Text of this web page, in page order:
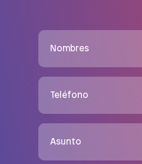
Nombres
Teléfono
Asunto